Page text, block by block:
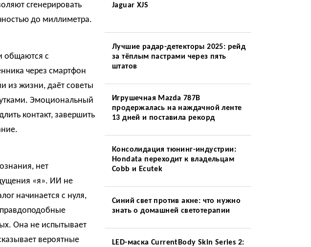
сгенерировать
до миллиметра.
общаются с
через смартфон
из жизни, даёт советы
Эмоциональный
контакт, завершить
нет
«я». ИИ не
начинается с нуля,
Она не испытывает
вероятные
Jaguar XJS
Лучшие радар-детекторы 2025: рейд
за тёплым пастрами через пять
штатов
Игрушечная Mazda 787B
продержалась на наждачной ленте
13 дней и поставила рекорд
Консолидация тюнинг-индустрии:
Hondata переходит к владельцам
Cobb и Ecutek
Синий свет против акне: что нужно
знать о домашней светотерапии
LED-маска CurrentBody Skin Series 2: